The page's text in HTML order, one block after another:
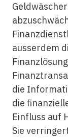
ausserdem
die
die
Einfluss auf
Sie